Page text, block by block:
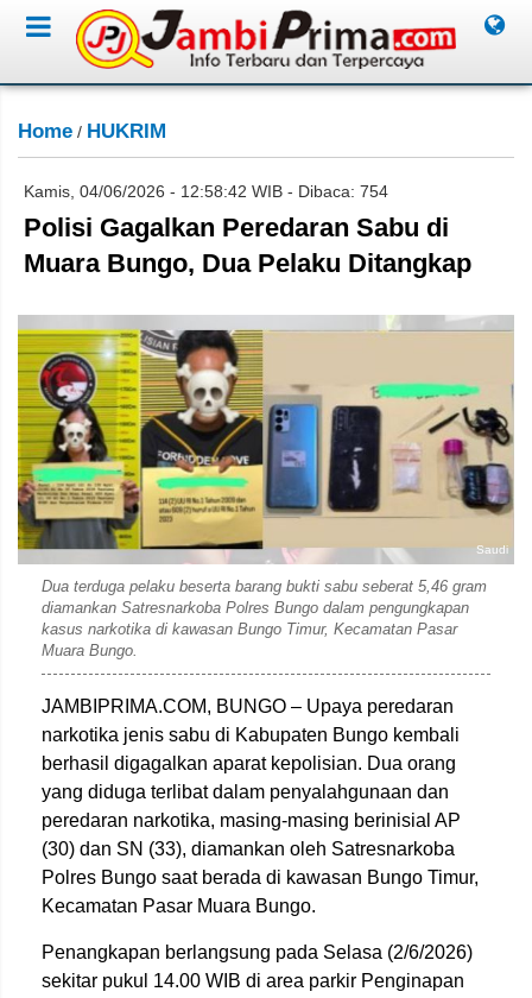
Home / HUKRIM
Kamis, 04/06/2026 - 12:58:42 WIB - Dibaca: 754
Polisi Gagalkan Peredaran Sabu di
Muara Bungo, Dua Pelaku Ditangkap
Saudi
Dua terduga pelaku beserta barang bukti sabu seberat 5,46 gram
diamankan Satresnarkoba Polres Bungo dalam pengungkapan
kasus narkotika di kawasan Bungo Timur, Kecamatan Pasar
Muara Bungo.
JAMBIPRIMA.COM, BUNGO – Upaya peredaran
narkotika jenis sabu di Kabupaten Bungo kembali
berhasil digagalkan aparat kepolisian. Dua orang
yang diduga terlibat dalam penyalahgunaan dan
peredaran narkotika, masing-masing berinisial AP
(30) dan SN (33), diamankan oleh Satresnarkoba
Polres Bungo saat berada di kawasan Bungo Timur,
Kecamatan Pasar Muara Bungo.
Penangkapan berlangsung pada Selasa (2/6/2026)
sekitar pukul 14.00 WIB di area parkir Penginapan